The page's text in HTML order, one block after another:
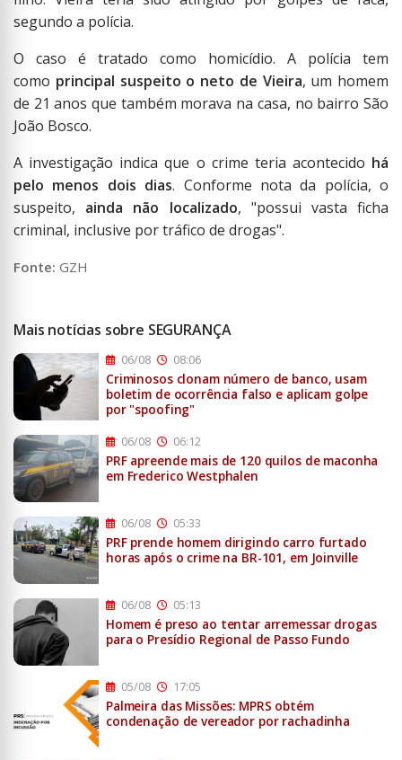
segundo a polícia.
O caso é tratado como homicídio. A polícia tem
como principal suspeito o neto de Vieira, um homem
de 21 anos que também morava na casa, no bairro São
João Bosco.
A investigação indica que o crime teria acontecido há
pelo menos dois dias. Conforme nota da polícia, o
suspeito, ainda não localizado, "possui vasta ficha
criminal, inclusive por tráfico de drogas".
Fonte: GZH
Mais notícias sobre SEGURANÇA
06/08 08:06
Criminosos clonam número de banco, usam
boletim de ocorrência falso e aplicam golpe
por "spoofing"
06/08 06:12
PRF apreende mais de 120 quilos de maconha
em Frederico Westphalen
06/08 05:33
PRF prende homem dirigindo carro furtado
horas após o crime na BR-101, em Joinville
06/08 05:13
Homem é preso ao tentar arremessar drogas
para o Presídio Regional de Passo Fundo
05/08 17:05
Palmeira das Missões: MPRS obtém
condenação de vereador por rachadinha